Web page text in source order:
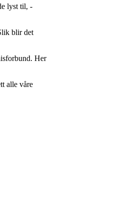
lyst til, -
blir det
Her
alle våre